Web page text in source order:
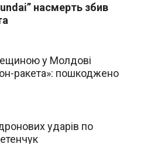
насмерть збив
у Молдові
ракета»: пошкоджено
ударів по